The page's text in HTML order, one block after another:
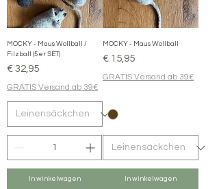
MOCKY - Maus Wollball /
Filzball (5er SET)
Prijs
€ 32,95
GRATIS Versand ab 39€
In winkelwagen
MOCKY - Maus Wollball
Prijs
€ 15,95
GRATIS Versand ab 39€
In winkelwagen